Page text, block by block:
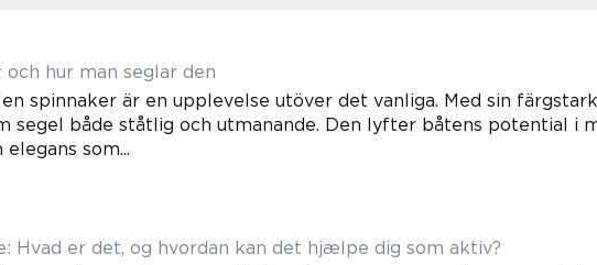
och hur man seglar den
spinnaker är en upplevelse utöver det vanliga. Med sin
segel både ståtlig och utmanande. Den lyfter båtens potential i
som...
Hvad er det, og hvordan kan det hjælpe dig som aktiv?